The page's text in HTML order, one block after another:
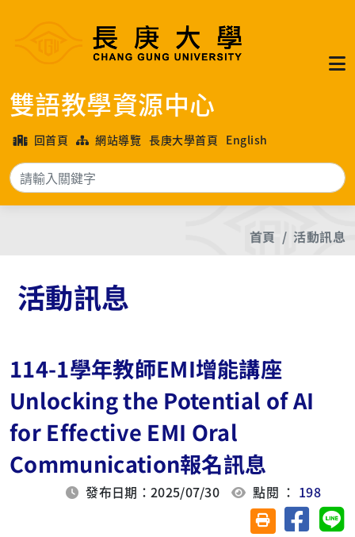
雙語教學資源中心
回首頁 網站導覽 長庚大學首頁 English
搜尋
首頁 活動訊息
活動訊息
114-1學年教師EMI增能講座
Unlocking the Potential of AI
for Effective EMI Oral
Communication報名訊息
發布日期：2025/07/30 點閱 ： 198
友善列印(另開視
分享至